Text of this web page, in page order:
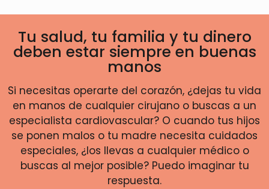
Tu salud, tu familia y tu dinero
deben estar siempre en buenas
manos
Si necesitas operarte del corazón, ¿dejas tu vida
en manos de cualquier cirujano o buscas a un
especialista cardiovascular? O cuando tus hijos
se ponen malos o tu madre necesita cuidados
especiales, ¿los llevas a cualquier médico o
buscas al mejor posible? Puedo imaginar tu
respuesta.